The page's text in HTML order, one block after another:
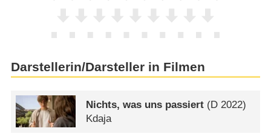
Darstellerin/Darsteller in Filmen
Nichts, was uns passiert (D 2022)
Kdaja